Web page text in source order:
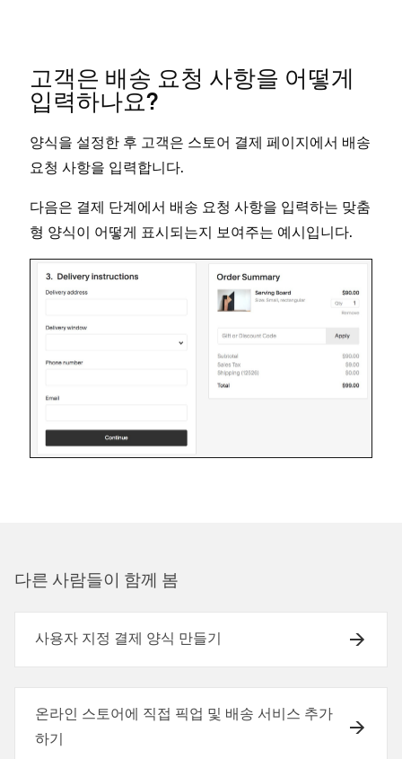
고객은 배송 요청 사항을 어떻게
입력하나요?
양식을 설정한 후 고객은 스토어 결제 페이지에서 배송
요청 사항을 입력합니다.
다음은 결제 단계에서 배송 요청 사항을 입력하는 맞춤
형 양식이 어떻게 표시되는지 보여주는 예시입니다.
다른 사람들이 함께 봄
사용자 지정 결제 양식 만들기
온라인 스토어에 직접 픽업 및 배송 서비스 추가
하기